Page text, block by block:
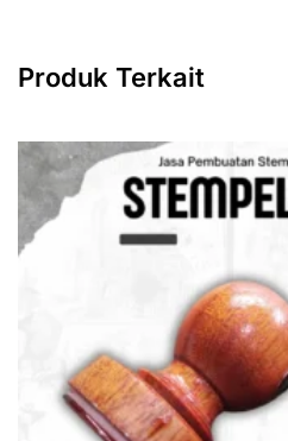
Produk Terkait